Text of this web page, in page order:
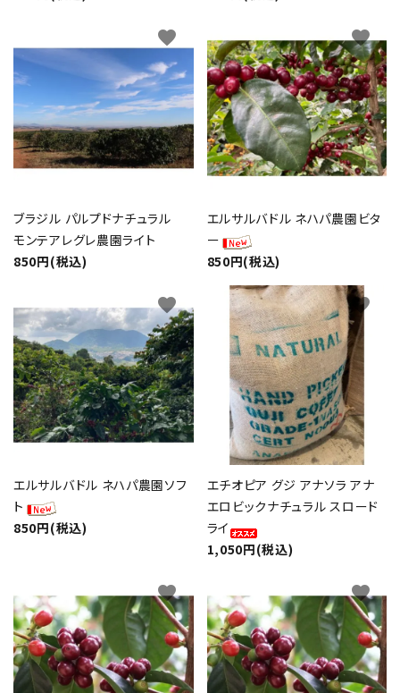
ブラジル パルプドナチュラル
モンテアレグレ農園ライト
850円(税込)
favorite
エルサルバドル ネハパ農園ビタ
ー
850円(税込)
favorite
エルサルバドル ネハパ農園ソフ
ト
850円(税込)
favorite
エチオピア グジ アナソラ アナ
エロビックナチュラル スロード
ライ
1,050円(税込)
favorite
favorite favorite